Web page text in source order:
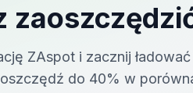
ZAspot i zacznij
do 40% w